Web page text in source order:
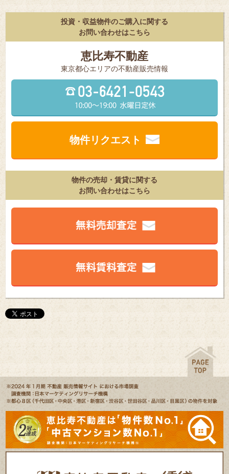
投資・収益物件のご購入に関する
お問い合わせはこちら
恵比寿不動産
東京都⼼エリアの不動産販売情報
物件リクエスト
物件の売却・賃貸に関する
お問い合わせはこちら